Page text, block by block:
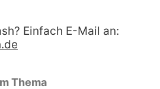
Einfach E-Mail an:
Thema